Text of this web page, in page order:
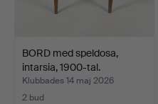
BORD med speldosa,
intarsia, 1900-tal.
Klubbades 14 maj 2026
2 bud